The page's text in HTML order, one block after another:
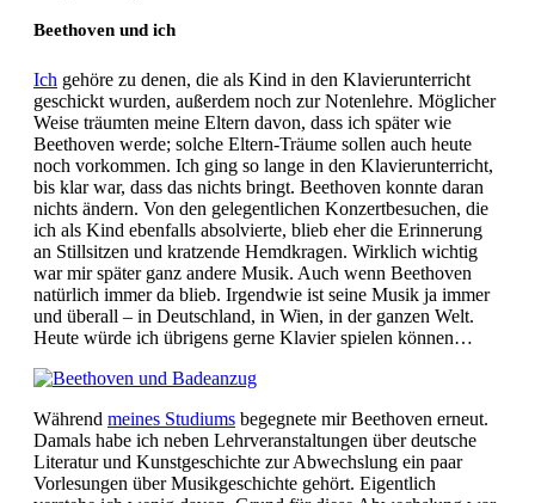
Beethoven und ich
Ich gehöre zu denen, die als Kind in den Klavierunterricht
geschickt wurden, außerdem noch zur Notenlehre. Möglicher
Weise träumten meine Eltern davon, dass ich später wie
Beethoven werde; solche Eltern-Träume sollen auch heute
noch vorkommen. Ich ging so lange in den Klavierunterricht,
bis klar war, dass das nichts bringt. Beethoven konnte daran
nichts ändern. Von den gelegentlichen Konzertbesuchen, die
ich als Kind ebenfalls absolvierte, blieb eher die Erinnerung
an Stillsitzen und kratzende Hemdkragen. Wirklich wichtig
war mir später ganz andere Musik. Auch wenn Beethoven
natürlich immer da blieb. Irgendwie ist seine Musik ja immer
und überall – in Deutschland, in Wien, in der ganzen Welt.
Heute würde ich übrigens gerne Klavier spielen können…
Während meines Studiums begegnete mir Beethoven erneut.
Damals habe ich neben Lehrveranstaltungen über deutsche
Literatur und Kunstgeschichte zur Abwechslung ein paar
Vorlesungen über Musikgeschichte gehört. Eigentlich